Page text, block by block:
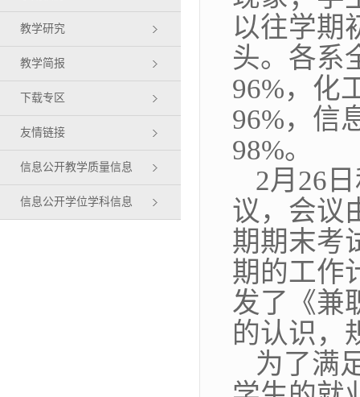
教学研究
教学简报
下载专区
友情链接
信息公开教学质量信息
信息公开学位学科信息
以往学期
头。各系
96%，化
96%，信
98%。
2月 26 日
议，会议
期期末考
期的工作
发了《兼
的认识，
为了满